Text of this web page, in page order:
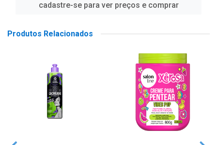
cadastre-se para ver preços e comprar
Produtos Relacionados